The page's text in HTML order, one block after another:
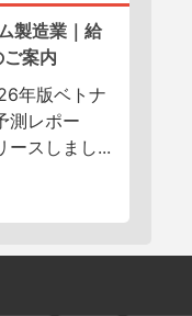
製造業｜給
案内
年版ベトナ
測レポー
ースしまし...